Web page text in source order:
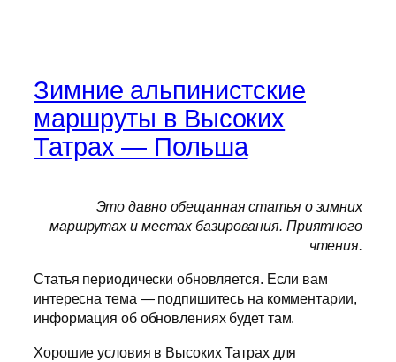
Зимние альпинистские
маршруты в Высоких
Татрах — Польша
Это давно обещанная статья о зимних
маршрутах и местах базирования. Приятного
чтения.
Статья периодически обновляется. Если вам
интересна тема — подпишитесь на комментарии,
информация об обновлениях будет там.
Хорошие условия в Высоких Татрах для